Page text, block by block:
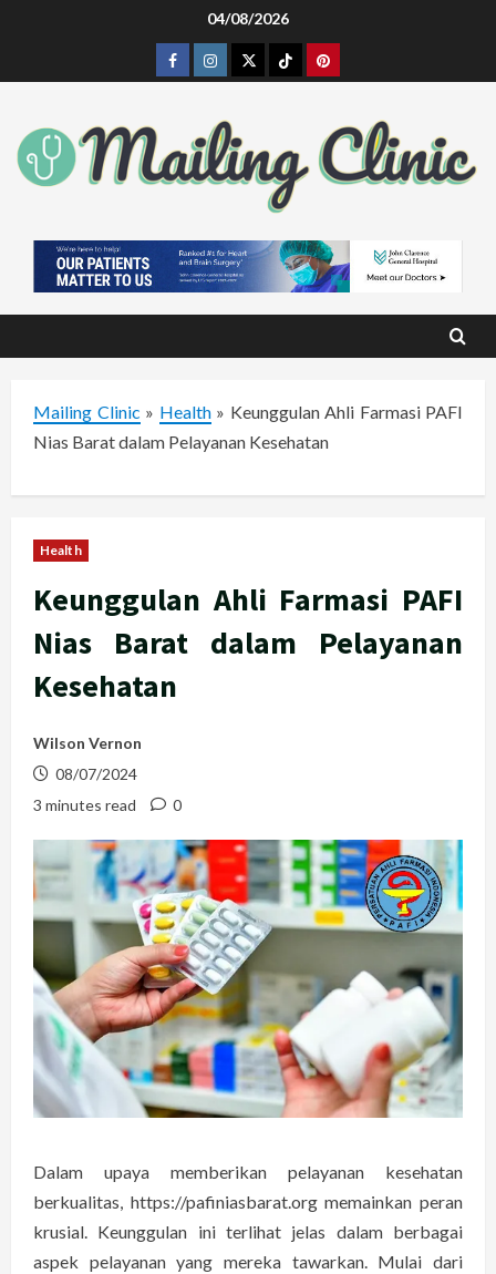
04/08/2026
Facebook
Instagram
TwitterTiktokPinterest
Mailing Clinic » Health» Keunggulan Ahli Farmasi PAFI
Nias Barat dalam Pelayanan Kesehatan
Health
Keunggulan Ahli Farmasi PAFI
Nias Barat dalam Pelayanan
Kesehatan
Wilson Vernon
08/07/2024
3 minutes read
0
Dalam upaya memberikan pelayanan kesehatan
berkualitas, https://pafiniasbarat.org memainkan peran
krusial. Keunggulan ini terlihat jelas dalam berbagai
aspek pelayanan yang mereka tawarkan. Mulai dari